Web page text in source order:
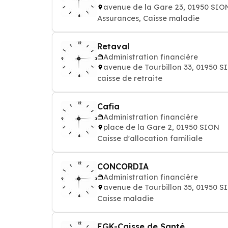
avenue de la Gare 23, 01950
Assurances, Caisse maladie
Retaval
Administration financière
avenue de Tourbillon 33, 01950
caisse de retraite
Cafia
Administration financière
place de la Gare 2, 01950 SION
Caisse d'allocation familiale
CONCORDIA
Administration financière
avenue de Tourbillon 35, 01950
Caisse maladie